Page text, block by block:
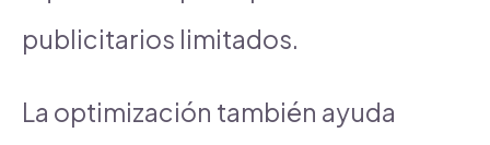
publicitarios limitados.
La optimización también ayuda